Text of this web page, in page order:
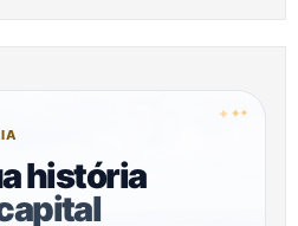
✦ ✦✦
história